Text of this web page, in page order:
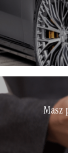
Masz